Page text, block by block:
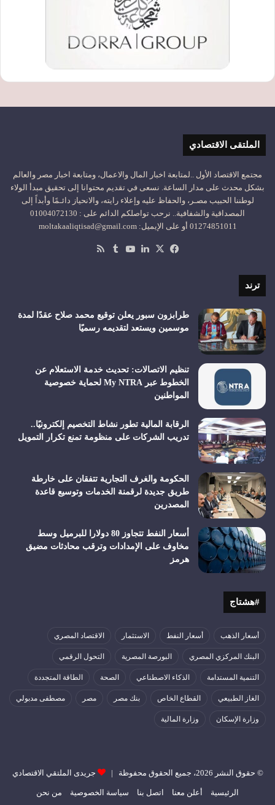
الملتقى الاقتصادي
مجتمع الاقتصاد الأول ..لمتابعة اخبار المال والاعمال، ومتابعة اخبار مصر والعالم
بشكل محدث على مدار الساعة. نسعى في تقديم محتوانا إلى تحقيق مبدأ الولاء
لوطننا الحبيب مصـر، والحفاظ عليه وإعلاء رايته، والانحياز دائـمًا وأبداً إلى
المصداقية والشفافية.. نرحب تواصلكم الدائم على : 01004072130
01274851011 أو على الإيميل: moltakaaliqtisad@gmail.com
فيسبوك
‫X لينكدإن‫YouTube
ترند
طرابزون سبور يعلن توقيع محمد صلاح عقدًا لمدة
موسمين ويستعد لتقديمه رسميًا
تنظيم الاتصالات: تحديث خدمة الاستعلام عن
الخطوط عبر My NTRA لحماية خصوصية
المواطنين
الرقابة المالية تطور نشاط التخصيم إلكترونيًا..
تدريب الشركات على منظومة تمنع تكرار التمويل
الحكومة والغرف التجارية تتفقان على خارطة
طريق جديدة لرقمنة الخدمات وتوسيع قاعدة
المصدرين
أسعار النفط تتجاوز 80 دولارا للبرميل وسط
مخاوف على الإمدادات وترقب محادثات مضيق
هرمز
#هشتاج
أسعار الذهب أسعار النفط الاستثمار الاقتصاد المصري
البنك المركزي المصري البورصة المصرية التحول الرقمي
التنمية المستدامة الذكاء الاصطناعي الصحة الطاقة المتجددة
الغاز الطبيعي القطاع الخاص بنك مصر مصر مصطفى مدبولي
وزارة الإسكان وزارة المالية
© حقوق النشر 2026، جميع الحقوق محفوظة | جريدى الملتقي الاقتصادي
الرئيسية أعلن معنا اتصل بنا سياسة الخصوصية من نحن